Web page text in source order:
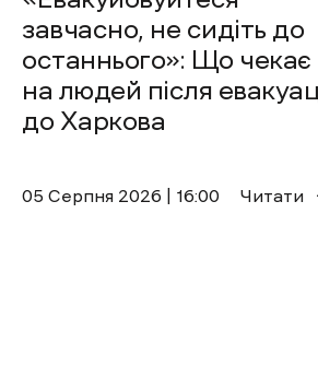
завчасно, не сидіть до
останнього»: Що чекає
на людей після
до Харкова
05 Cерпня 2026 | 16:00 Читати